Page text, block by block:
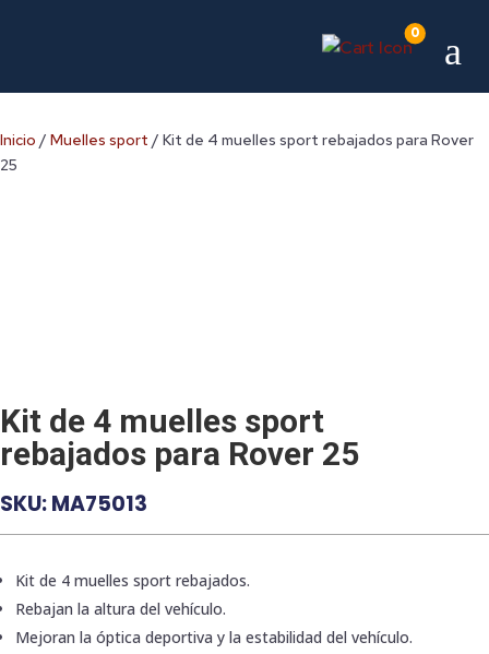
0 a
Inicio / Muelles sport / Kit de 4 muelles sport rebajados para Rover
25
Kit de 4 muelles sport
rebajados para Rover 25
SKU:MA75013
Kit de 4 muelles sport rebajados.
Rebajan la altura del vehículo.
Mejoran la óptica deportiva y la estabilidad del vehículo.